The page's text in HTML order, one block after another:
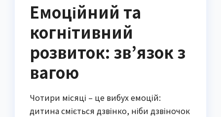
Емоційний та
когнітивний
розвиток: зв’язок з
вагою
Чотири місяці – це вибух емоцій:
дитина сміється дзвінко, ніби дзвіночок